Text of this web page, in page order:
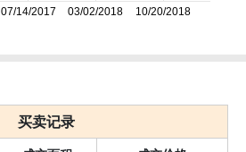
07/14/2017 03/02/2018 10/20/2018
买卖记录